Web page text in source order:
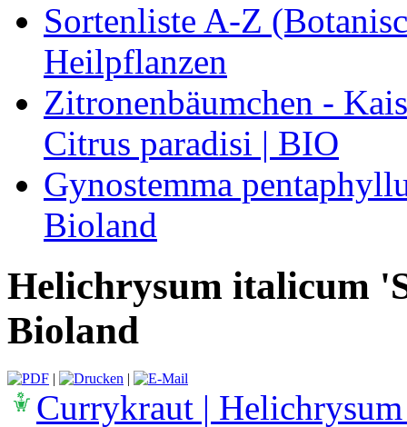
Sortenliste A-Z
Heilpflanzen
Zitronenbäumchen -
Citrus paradisi | BIO
Gynostemma
Bioland
Helichrysum italicum
Bioland
| |
Currykraut |